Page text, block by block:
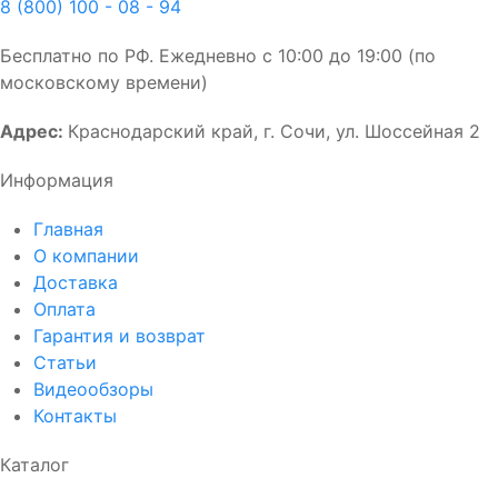
8 (800) 100 - 08 - 94
Бесплатно по РФ. Ежедневно с 10:00 до 19:00 (по
московскому времени)
Адрес: Краснодарский край, г. Сочи, ул. Шоссейная 2
Информация
Главная
О компании
Доставка
Оплата
Гарантия и возврат
Статьи
Видеообзоры
Контакты
Каталог